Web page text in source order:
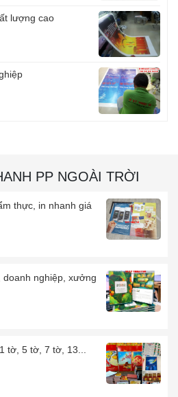
lượng cao
PP NGOÀI TRỜI
thực, in nhanh giá
doanh nghiệp, xưởng
tờ, 5 tờ, 7 tờ, 13...